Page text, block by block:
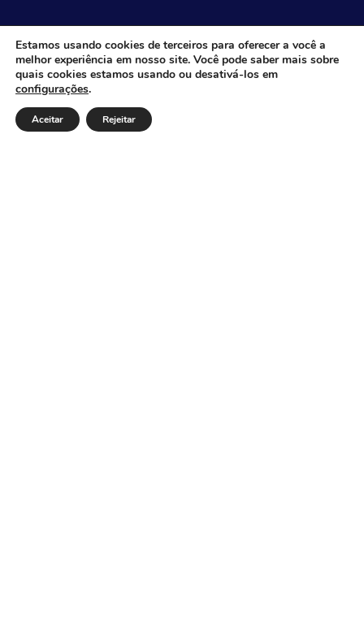
CÂMARA MUNICIPAL DE ITACARAMBI - MG
Endereço: Av. Juca Nascimento, n.º 240, Nossa Senhora
de Fátima, Itacarambi/MG – CEP: 39470-000 Email:
Telefone: Horário de Funcionamento: De segunda-à
Estamos usando cookies de terceiros para oferecer a você a
melhor experiência em nosso site. Você pode saber mais sobre
quais cookies estamos usando ou desativá-los em
configurações.
Aceitar Rejeitar